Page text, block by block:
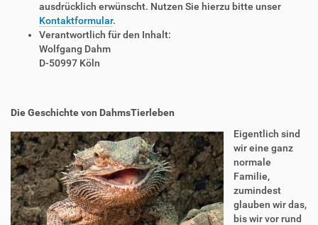
ausdrücklich erwünscht. Nutzen Sie hierzu bitte unser
Kontaktformular.
Verantwortlich für den Inhalt:
Wolfgang Dahm
D-50997 Köln
Die Geschichte von DahmsTierleben
Eigentlich sind
wir eine ganz
normale
Familie,
zumindest
glauben wir das,
bis wir vor rund